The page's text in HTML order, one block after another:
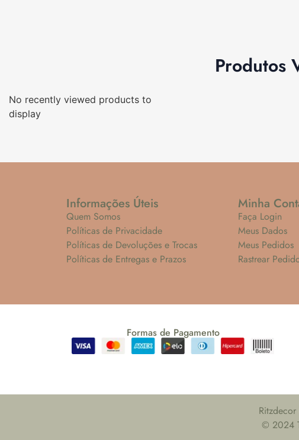
Produtos
No recently viewed products to
display
Informações Úteis
Quem Somos
Políticas de Privacidade
Políticas de Devoluções e Trocas
Políticas de Entregas e Prazos
Minha
Faça Login
Meus Dados
Meus Pedidos
Rastrear
Formas de Pagamento
© 2024